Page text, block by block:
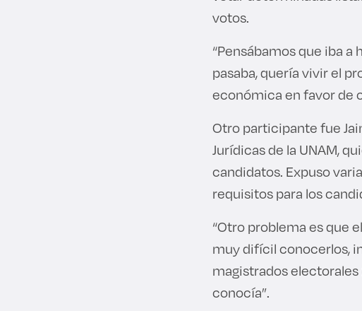
votos.
“Pensábamos que iba
pasaba, quería vivir el
económica en favor de
Otro participante fue
Jurídicas de la UNAM,
candidatos. Expuso
requisitos para los
“Otro problema es que
muy difícil conocerlos,
magistrados electorales
conocía”.